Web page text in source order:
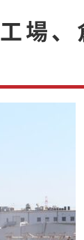
工場、